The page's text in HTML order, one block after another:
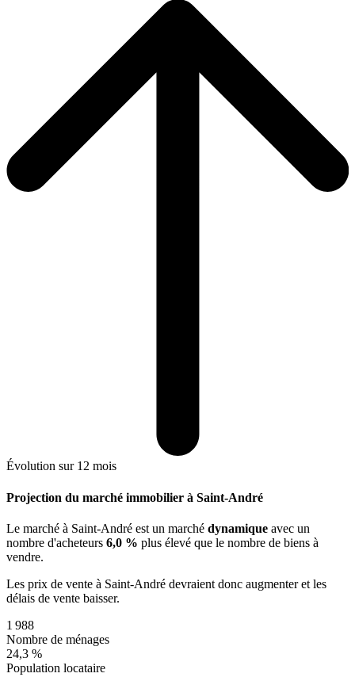
Évolution sur 12 mois
Projection du marché immobilier à Saint-André
Le marché à Saint-André est un marché dynamique avec un
nombre d'acheteurs 6,0 % plus élevé que le nombre de biens à
vendre.
Les prix de vente à Saint-André devraient donc augmenteret les
délais de vente baisser.
1 988
Nombre de ménages
24,3 %
Population locataire